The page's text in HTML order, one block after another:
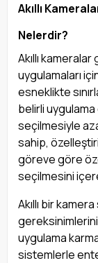
Akıllı
Nelerdir?
Akıllı
uygulamaları
esneklikte
belirli
seçilmesiyle
sahip,
göreve göre
seçilmesini
Akıllı bir
uygulama
sistemlerle